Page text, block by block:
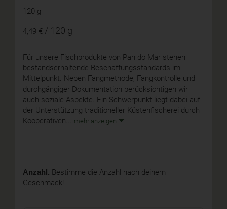
120 g
4,49 € / 120 g
Für unsere Fischprodukte von Pan do Mar stehen
bestandserhaltende Beschaffungsstandards im
Mittelpunkt. Neben Fangmethode, Fangkontrolle und
durchgängiger Dokumentation berücksichtigen wir
auch soziale Aspekte. Ein Schwerpunkt liegt dabei auf
der Unterstützung traditioneller Küstenfischerei durch
Kooperativen... mehr anzeigen
Anzahl. Bestimme die Anzahl nach deinem
Geschmack!